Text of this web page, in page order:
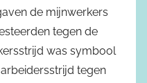
de mijnwerkers
tegen de
was symbool
tegen